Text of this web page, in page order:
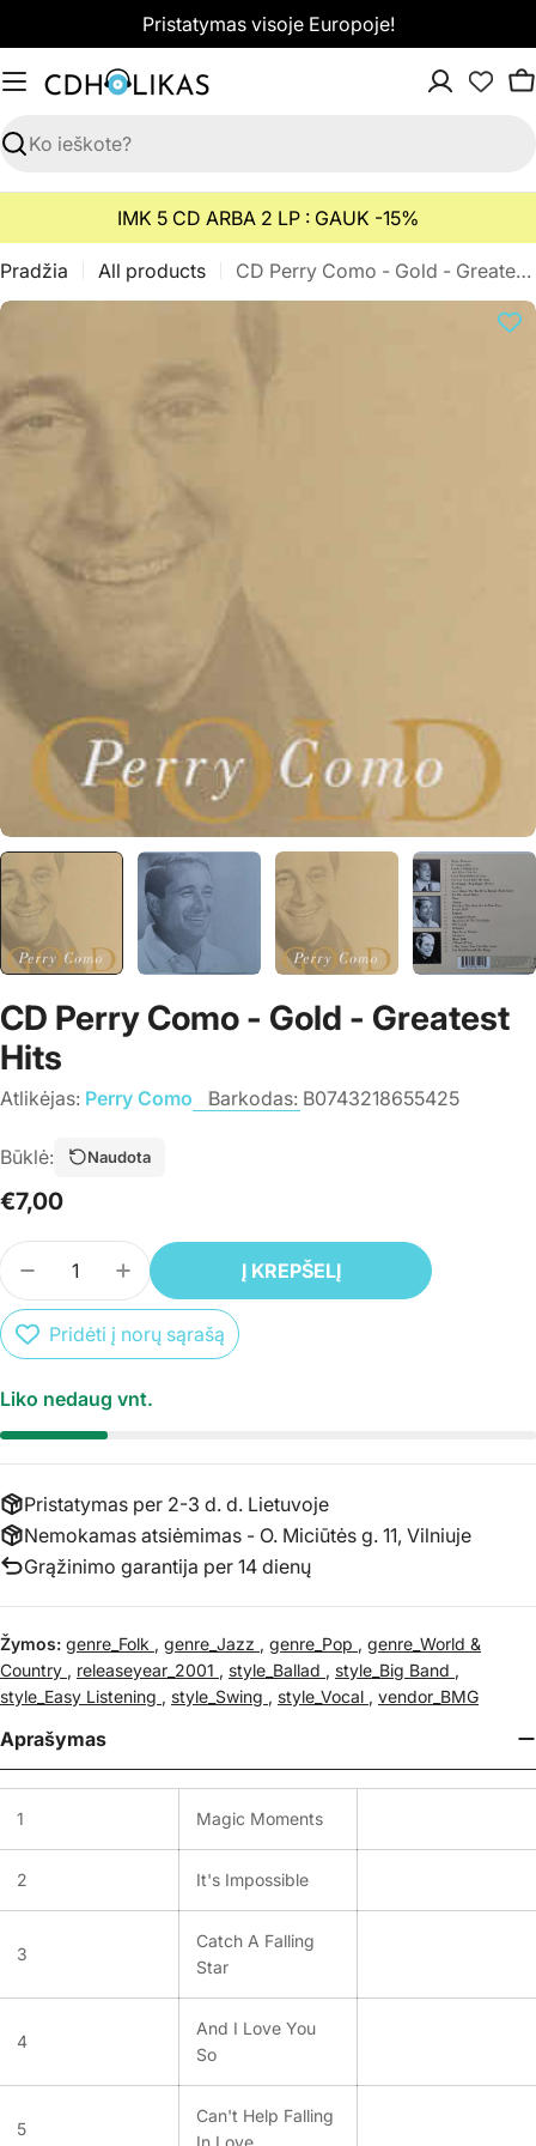
prie
turinio
Pristatymas visoje Europoje!
Paieška
IMK 5 CD ARBA 2 LP : GAUK -15%
Pradžia All products CD Perry Como - Gold - Greatest Hits
CD Perry Como - Gold - Greatest
Hits
Atlikėjas: Perry Como Barkodas: B0743218655425
Būklė: Naudota
Įprasta
€7,00
Kiekis
SUMAŽINTI PREKĖS CD PERRY COMO - GOLD -
PADIDINTI PREKĖS CD PERRY COMO -
Į KREPŠELĮ
Pridėti į norų sąrašą
Liko nedaug vnt.
Pristatymas per 2-3 d. d. Lietuvoje
Nemokamas atsiėmimas - O. Miciūtės g. 11, Vilniuje
Grąžinimo garantija per 14 dienų
Žymos: genre_Folk , genre_Jazz , genre_Pop , genre_World &
Country , releaseyear_2001 , style_Ballad , style_Big Band ,
style_Easy Listening , style_Swing , style_Vocal , vendor_BMG
Aprašymas
1 Magic Moments
2 It's Impossible
3
Catch A Falling
Star
4
And I Love You
So
5
Can't Help Falling
In Love